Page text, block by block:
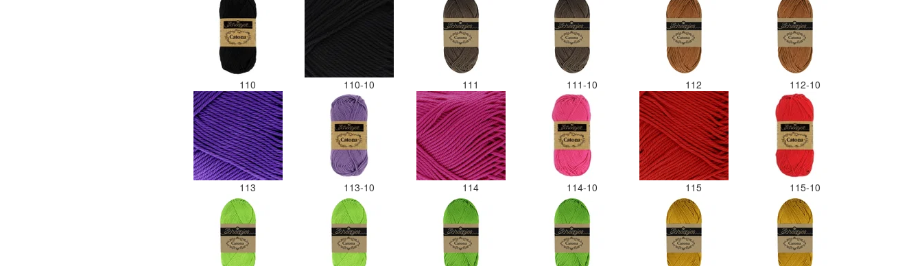
110 110-10 111 111-10 112 112-10
113 113-10 114 114-10 115 115-10